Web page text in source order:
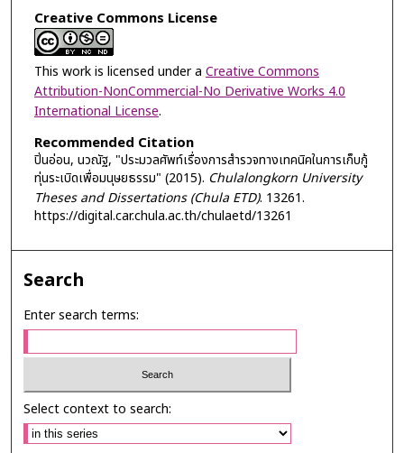
Creative Commons License
This work is licensed under a Creative Commons
Attribution-NonCommercial-No Derivative Works 4.0
International License.
Recommended Citation
ปิ่นอ่อน, นวณัฐ, "ประมวลศัพท์เรื่องการสำรวจทางเทคนิคในการเก็บกู้
ทุ่นระเบิดเพื่อมนุษยธรรม" (2015). Chulalongkorn University
Theses and Dissertations (Chula ETD). 13261.
https://digital.car.chula.ac.th/chulaetd/13261
Search
Enter search terms:
Select context to search: